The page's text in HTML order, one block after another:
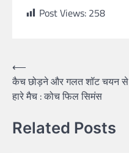
Post Views: 258
⟵
कैच छोड़ने और गलत शॉट चयन से
हारे मैच : कोच फिल सिमंस
Related Posts